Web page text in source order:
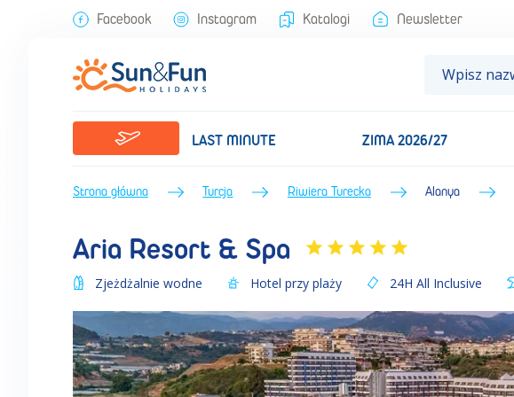
Facebook Instagram Katalogi Newsletter
LAST MINUTE ZIMA 2026/27
Strona główna Turcja Riwiera Turecka Alanya
Aria Resort & Spa
Zjeżdżalnie wodne Hotel przy plaży 24H All Inclusive
Aria Resort & Spa (Lato 2024) • Riwiera Turecka • Turcja • BP Sun&Fun